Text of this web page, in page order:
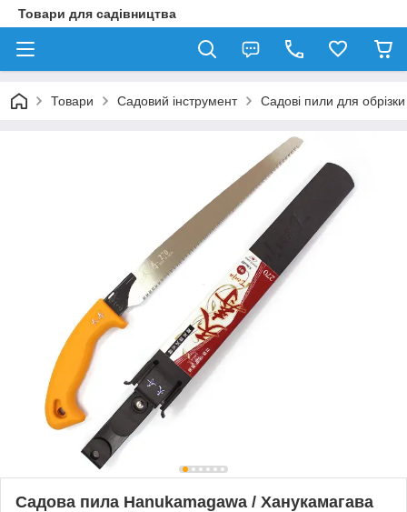
Товари для садівництва
Товари Садовий інструмент Садові пили для обрізки
Садова пила Hanukamagawa / Ханукамагава